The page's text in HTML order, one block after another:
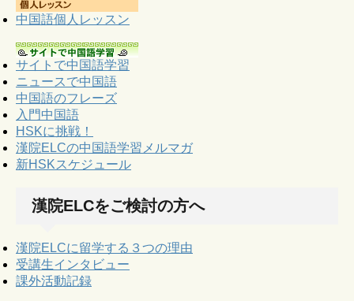
中国語個人レッスン
サイトで中国語学習
ニュースで中国語
中国語のフレーズ
入門中国語
HSKに挑戦！
漢院ELCの中国語学習メルマガ
新HSKスケジュール
漢院ELCをご検討の方へ
漢院ELCに留学する３つの理由
受講生インタビュー
課外活動記録